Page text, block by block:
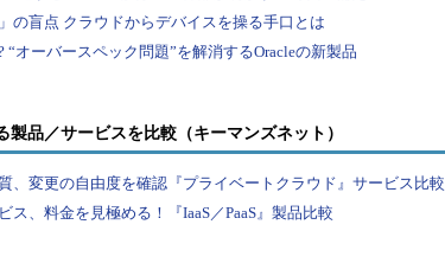
製品／サービスを比較（キーマンズネット）
、変更の自由度を確認『プライベートクラウド』サービス比較
ス、料金を見極める！『IaaS／PaaS』製品比較